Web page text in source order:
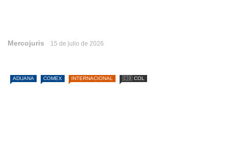
Mercojuris 15 de julio de 2026
ADUANA COMEX INTERNACIONAL 🇨🇴 COL